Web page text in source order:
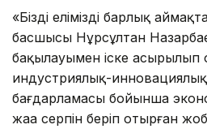
«Біздің еліміздің барлық
басшысы Нұрсұлтан
бақылауымен іске асырылып
индустриялық-
бағдарламасы бойынша
жаңа серпін беріп отырған